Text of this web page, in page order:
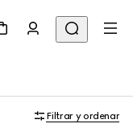
Filtrar y ordenar